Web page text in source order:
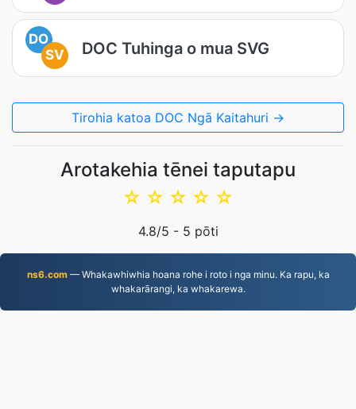
DO
SV
DOC Tuhinga o mua SVG
Tirohia katoa DOC Ngā Kaitahuri →
Arotakehia tēnei taputapu
☆
☆
☆
☆
☆
4.8/5 - 5 pōti
ns6.com— Whakawhiwhia hoana rohe i roto i nga minu. Ka rapu, ka
whakarārangi, ka whakarewa.